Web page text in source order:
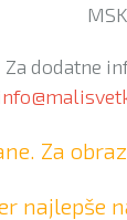
MSK
Za dodatne
Za
najlepše